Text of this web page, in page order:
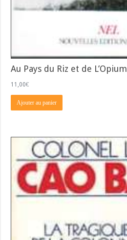
Au Pays du Riz et de L’Opium
11,00€
Ajouter au panier